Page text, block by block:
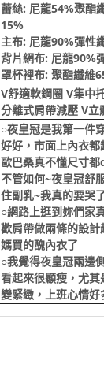
蕾絲: 尼龍54%聚酯
15%
主布: 尼龍90%彈性
背片網布: 尼龍90%
罩杯裡布: 聚酯纖維
V舒適軟鋼圈 V集中
分離式肩帶減壓 V
○夜皇冠是我第一件
好好，市面上內衣
歐巴桑真不懂尺寸
不管如何~夜皇冠舒
住副乳~我真的要哭
○網路上逛到妳們家
歡肩帶做兩條的設
媽買的醜內衣了
○我覺得夜皇冠兩邊
看起來很顯瘦，尤
變緊緻，上班心情好